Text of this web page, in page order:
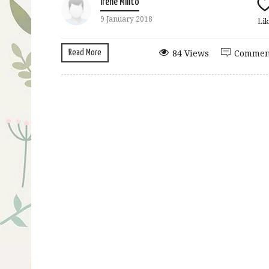
Irene Milito
9 January 2018
Read More 84 Views